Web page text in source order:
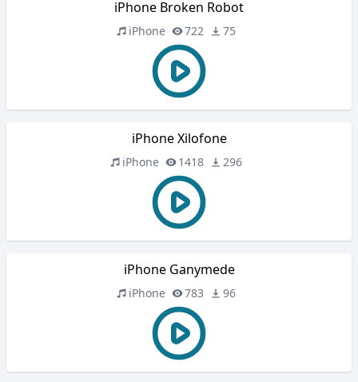
iPhone Broken Robot
iPhone 722 75
iPhone Xilofone
iPhone 1418 296
iPhone Ganymede
iPhone 783 96